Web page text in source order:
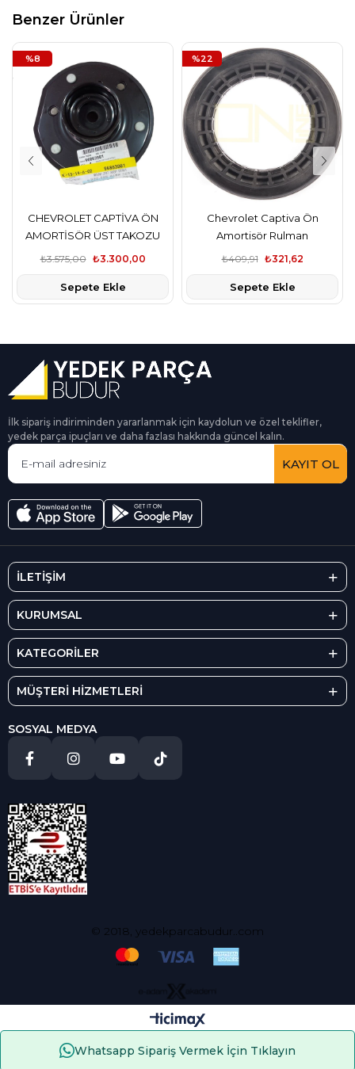
Benzer Ürünler
CHEVROLET CAPTİVA ÖN
AMORTİSÖR ÜST TAKOZU
GM
₺3.300,00
₺3.575,00
Sepete Ekle
%8
Chevrolet Captiva Ön
Amortisör Rulman
₺321,62
₺409,91
Sepete Ekle
%22
İlk sipariş indiriminden yararlanmak için kaydolun ve özel teklifler,
yedek parça ipuçları ve daha fazlası hakkında güncel kalın.
KAYIT OL
İLETİŞİM
KURUMSAL
KATEGORİLER
MÜŞTERİ HİZMETLERİ
SOSYAL MEDYA
© 2018, yedekparcabudur..com
Whatsapp Sipariş Vermek İçin Tıklayın
Çerez Kullanımı